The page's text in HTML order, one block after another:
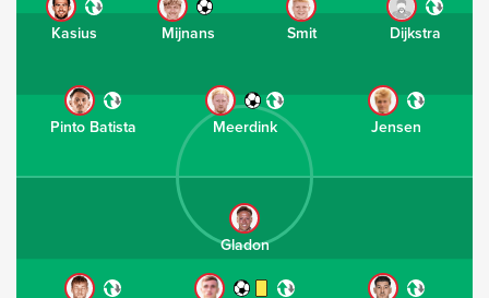
Kasius Mijnans Smit Dijkstra
Pinto Batista Meerdink Jensen
Gladon